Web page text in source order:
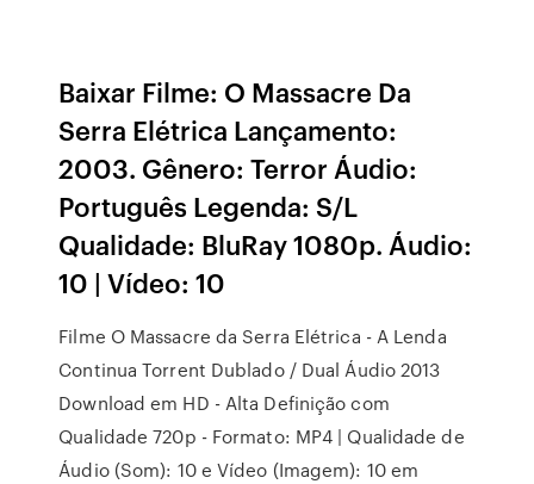
Baixar Filme: O Massacre Da
Serra Elétrica Lançamento:
2003. Gênero: Terror Áudio:
Português Legenda: S/L
Qualidade: BluRay 1080p. Áudio:
10 | Vídeo: 10
Filme O Massacre da Serra Elétrica - A Lenda
Continua Torrent Dublado / Dual Áudio 2013
Download em HD - Alta Definição com
Qualidade 720p - Formato: MP4 | Qualidade de
Áudio (Som): 10 e Vídeo (Imagem): 10 em